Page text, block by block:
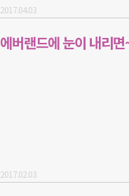
2017.04.03
에버랜드에 눈이 내리
2017.02.03